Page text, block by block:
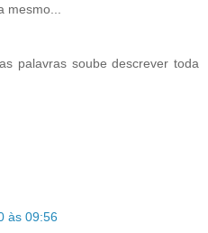
palavras soube descrever toda
às 09:56